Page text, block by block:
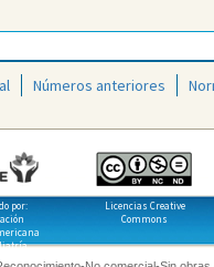
Números anteriores
por:
Licencias Creative
Commons